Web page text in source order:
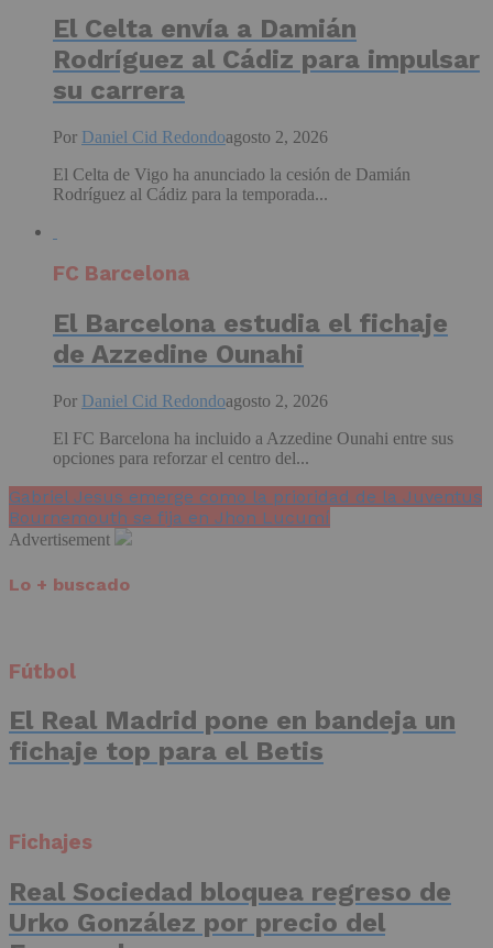
El Celta envía a Damián
Rodríguez al Cádiz para impulsar
su carrera
Por Daniel Cid Redondoagosto 2, 2026
El Celta de Vigo ha anunciado la cesión de Damián
Rodríguez al Cádiz para la temporada...
FC Barcelona
El Barcelona estudia el fichaje
de Azzedine Ounahi
Por Daniel Cid Redondoagosto 2, 2026
El FC Barcelona ha incluido a Azzedine Ounahi entre sus
opciones para reforzar el centro del...
Gabriel Jesus emerge como la prioridad de la Juventus
Bournemouth se fija en Jhon Lucumí
Advertisement
Lo + buscado
Fútbol
El Real Madrid pone en bandeja un
fichaje top para el Betis
Fichajes
Real Sociedad bloquea regreso de
Urko González por precio del